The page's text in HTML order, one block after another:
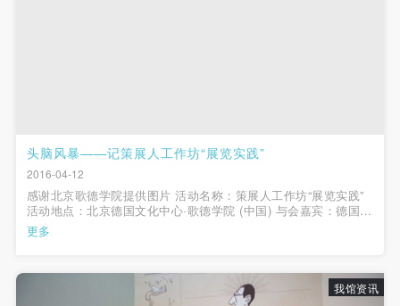
头脑风暴——记策展人工作坊“展览实践”
2016-04-12
感谢北京歌德学院提供图片 活动名称：策展人工作坊“展览实践”
活动地点：北京德国文化中心·歌德学院 (中国) 与会嘉宾：德国巴
登巴登艺术馆馆长约翰·霍尔滕 （Johan Holten）、歌德学院（于
潇、解开缙）、中央美术学院美术馆（蔡萌、易玥、胡晓...
更多
我馆资讯